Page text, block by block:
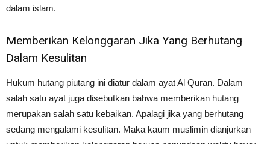
dalam islam.
Memberikan Kelonggaran Jika Yang Berhutang
Dalam Kesulitan
Hukum hutang piutang ini diatur dalam ayat Al Quran. Dalam
salah satu ayat juga disebutkan bahwa memberikan hutang
merupakan salah satu kebaikan. Apalagi jika yang berhutang
sedang mengalami kesulitan. Maka kaum muslimin dianjurkan